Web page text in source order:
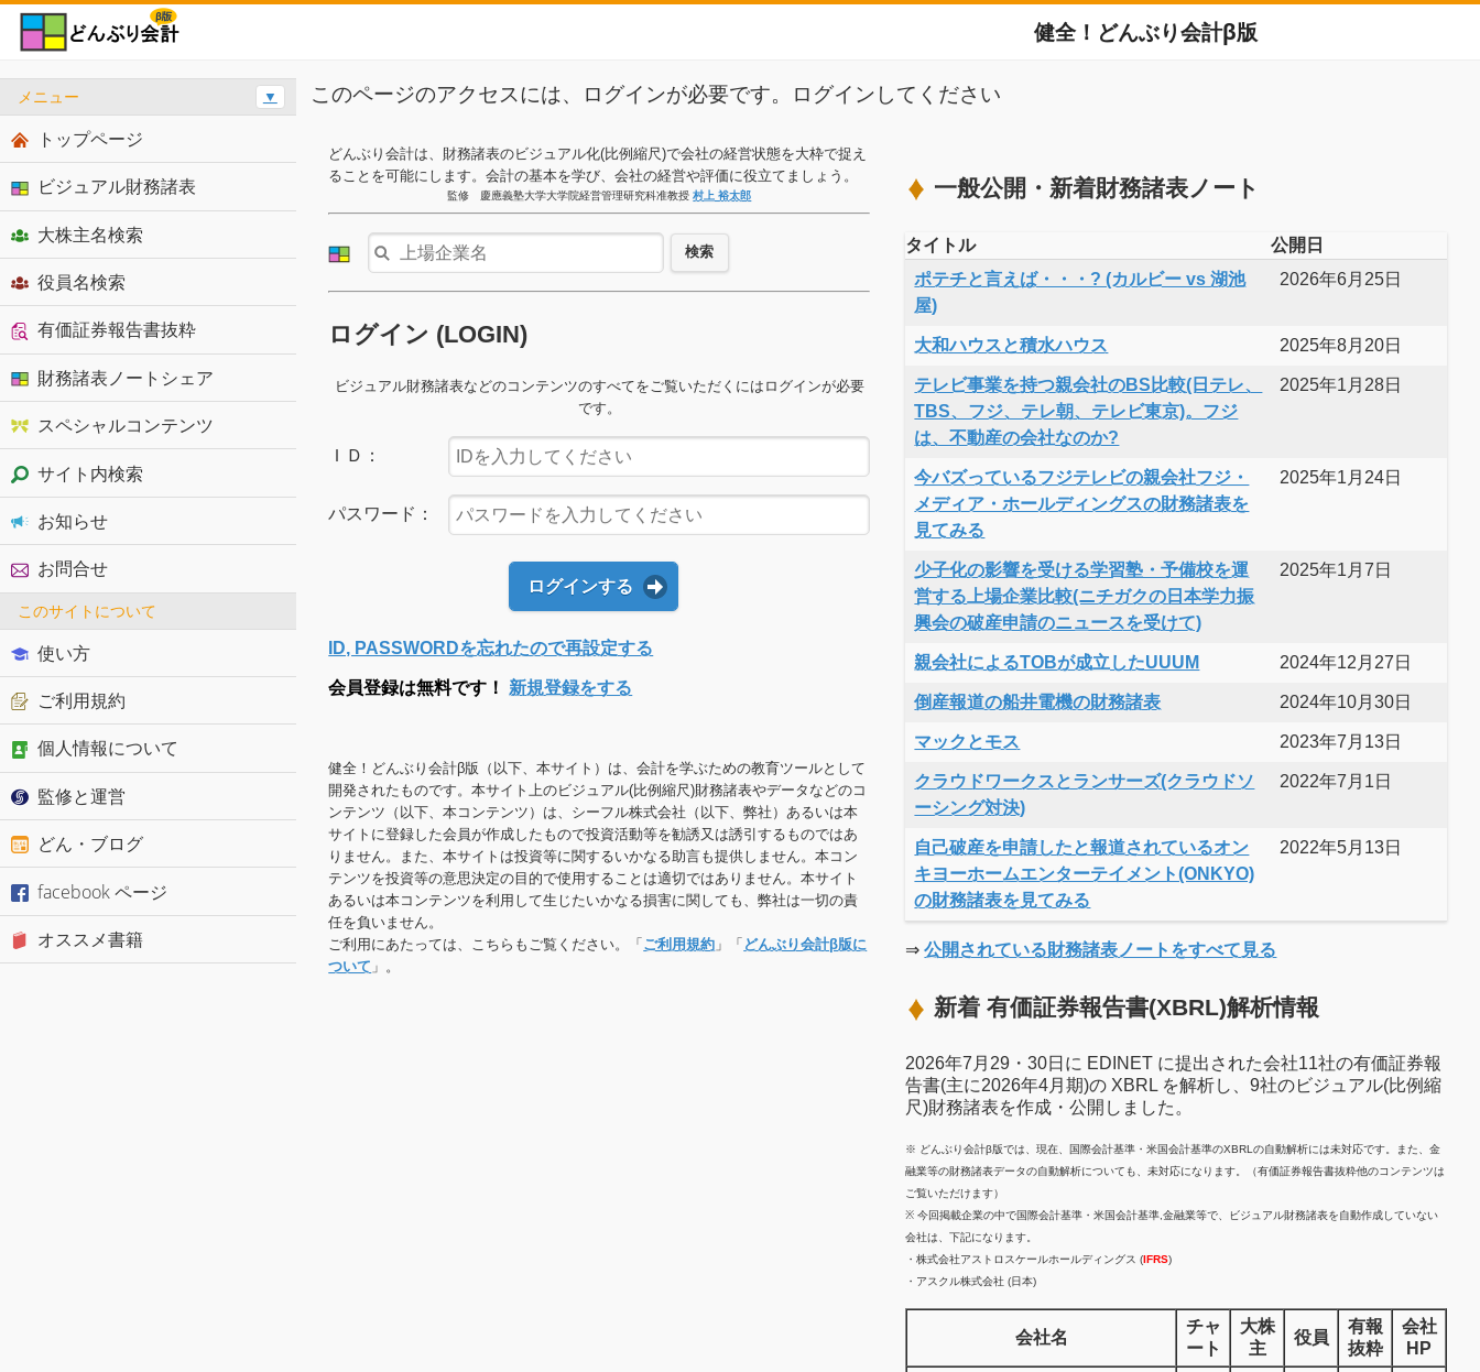
健全！どんぶり会計β版
このページのアクセスには、ログインが必要です。ログインしてください
どんぶり会計は、財務諸表のビジュアル化(比例縮尺)で会社の経営状態を大枠で捉え
ることを可能にします。会計の基本を学び、会社の経営や評価に役立てましょう。
監修 慶應義塾大学大学院経営管理研究科准教授村上 裕太郎
検索
ログイン (LOGIN)
ビジュアル財務諸表などのコンテンツのすべてをご覧いただくにはログインが必要
です。
ＩＤ：
パスワード：
ログインする
ID, PASSWORDを忘れたので再設定する
会員登録は無料です！ 新規登録をする
健全！どんぶり会計β版（以下、本サイト）は、会計を学ぶための教育ツールとして
開発されたものです。本サイト上のビジュアル(比例縮尺)財務諸表やデータなどのコ
ンテンツ（以下、本コンテンツ）は、シーフル株式会社（以下、弊社）あるいは本
サイトに登録した会員が作成したもので投資活動等を勧誘又は誘引するものではあ
りません。また、本サイトは投資等に関するいかなる助言も提供しません。本コン
テンツを投資等の意思決定の目的で使用することは適切ではありません。本サイト
あるいは本コンテンツを利用して生じたいかなる損害に関しても、弊社は一切の責
任を負いません。
ご利用にあたっては、こちらもご覧ください。「ご利用規約 」「 どんぶり会計β版に
ついて 」。
一般公開・新着財務諸表ノート
タイトル
公開日
ポテチと言えば・・・? (カルビー vs 湖池
屋)
2026年6月25日
大和ハウスと積水ハウス 2025年8月20日
テレビ事業を持つ親会社のBS比較(日テレ、
TBS、フジ、テレ朝、テレビ東京)。フジ
は、不動産の会社なのか?
2025年1月28日
今バズっているフジテレビの親会社フジ・
メディア・ホールディングスの財務諸表を
見てみる
2025年1月24日
少子化の影響を受ける学習塾・予備校を運
営する上場企業比較(ニチガクの日本学力振
興会の破産申請のニュースを受けて)
2025年1月7日
親会社によるTOBが成立したUUUM 2024年12月27日
倒産報道の船井電機の財務諸表 2024年10月30日
マックとモス 2023年7月13日
クラウドワークスとランサーズ(クラウドソ
ーシング対決)
2022年7月1日
自己破産を申請したと報道されているオン
キヨーホームエンターテイメント(ONKYO)
の財務諸表を見てみる
2022年5月13日
⇒公開されている財務諸表ノートをすべて見る
新着 有価証券報告書(XBRL)解析情報
2026年7月29・30日に EDINET に提出された会社11社の有価証券報
告書(主に2026年4月期)の XBRL を解析し、9社のビジュアル(比例縮
尺)財務諸表を作成・公開しました。
※ どんぶり会計β版では、現在、国際会計基準・米国会計基準のXBRLの自動解析には未対応です。また、金
融業等の財務諸表データの自動解析についても、未対応になります。（有価証券報告書抜粋他のコンテンツは
ご覧いただけます）
※ 今回掲載企業の中で国際会計基準・米国会計基準,金融業等で、ビジュアル財務諸表を自動作成していない
会社は、下記になります。
・株式会社アストロスケールホールディングス (IFRS)
・アスクル株式会社 (日本)
会社名
チャ
ート
大株
主
役員
有報
抜粋
会社
HP
メニュー ▼
トップページ
ビジュアル財務諸表
大株主名検索
役員名検索
有価証券報告書抜粋
財務諸表ノートシェア
スペシャルコンテンツ
サイト内検索
お知らせ
お問合せ
このサイトについて
使い方
ご利用規約
個人情報について
監修と運営
どん・ブログ
facebook ページ
オススメ書籍